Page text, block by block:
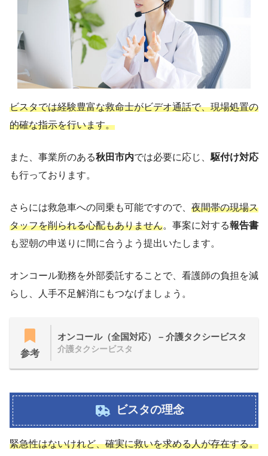
ビスタでは経験豊富な救命士がビデオ通話で、現場処置の
的確な指示を行います。
また、事業所のある秋田市内では必要に応じ、 駆付け対応
も行っております。
さらには救急車への同乗も可能ですので、 夜間帯の現場ス
タッフを削られる心配もありません。事案に対する報告書
も翌朝の申送りに間に合うよう提出いたします。
オンコール勤務を外部委託することで、看護師の負担を減
らし、人手不足解消にもつなげましょう。
参考
オンコール（全国対応） – 介護タクシービスタ
介護タクシービスタ
ビスタの理念
緊急性はないけれど、確実に救いを求める人が存在する。